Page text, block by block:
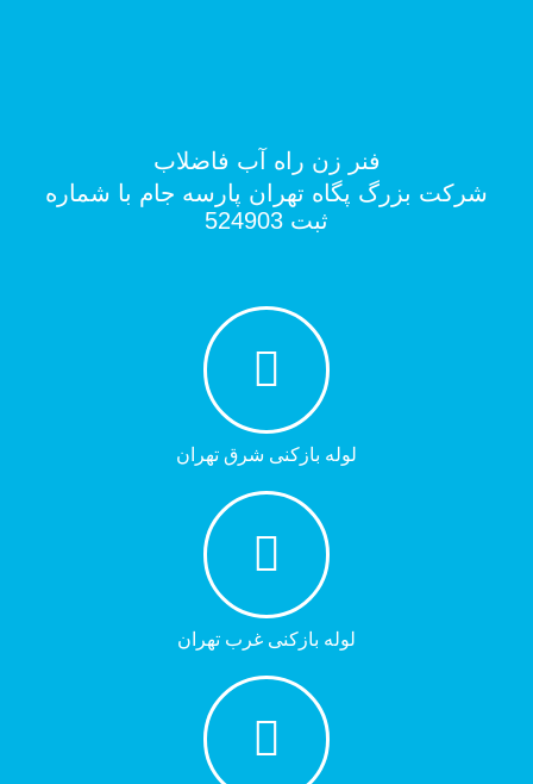
فنر زن راه آب فاضلاب
شرکت بزرگ پگاه تهران پارسه جام با شماره
ثبت 524903
لوله بازکنی شرق تهران
لوله بازکنی غرب تهران